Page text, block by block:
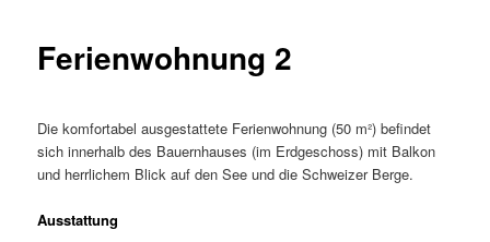
Ferienwohnung 2
Die komfortabel ausgestattete Ferienwohnung (50 m²) befindet
sich innerhalb des Bauernhauses (im Erdgeschoss) mit Balkon
und herrlichem Blick auf den See und die Schweizer Berge.
Ausstattung